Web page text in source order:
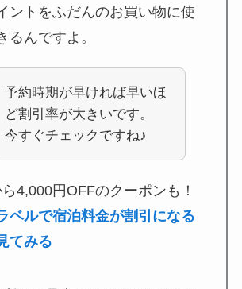
ントをふだんのお買い物に使
るんですよ。
予約時期が早ければ早いほ
ど割引率が大きいです。
今すぐチェックですね♪
4,000円OFFのクーポンも！
ベルで宿泊料金が割引になる
てみる